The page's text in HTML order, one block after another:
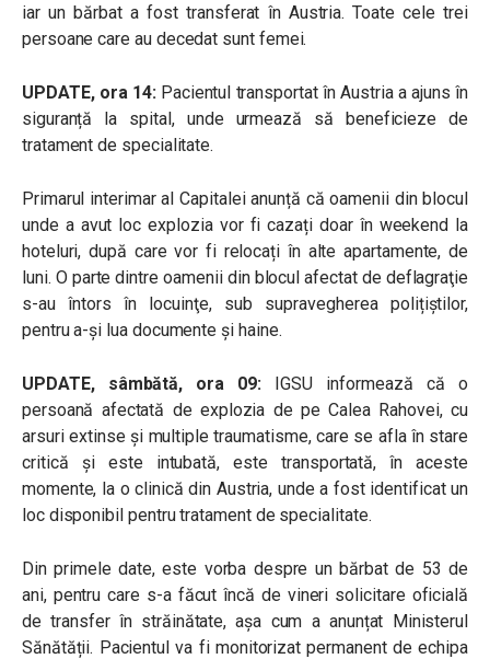
iar un bărbat a fost transferat în Austria. Toate cele trei
persoane care au decedat sunt femei.
UPDATE, ora 14:Pacientul transportat în Austria a ajuns în
siguranță la spital, unde urmează să beneficieze de
tratament de specialitate.
Primarul interimar al Capitalei anunță că oamenii din blocul
unde a avut loc explozia vor fi cazați doar în weekend la
hoteluri, după care vor fi relocați în alte apartamente, de
luni. O parte dintre oamenii din blocul afectat de deflagraţie
s-au întors în locuinţe, sub supravegherea polițiștilor,
pentru a-şi lua documente și haine.
UPDATE, sâmbătă, ora 09: IGSU informează că o
persoană afectată de explozia de pe Calea Rahovei, cu
arsuri extinse și multiple traumatisme, care se afla în stare
critică și este intubată, este transportată, în aceste
momente, la o clinică din Austria, unde a fost identificat un
loc disponibil pentru tratament de specialitate.
Din primele date, este vorba despre un bărbat de 53 de
ani, pentru care s-a făcut încă de vineri solicitare oficială
de transfer în străinătate, așa cum a anunțat Ministerul
Sănătății. Pacientul va fi monitorizat permanent de echipa